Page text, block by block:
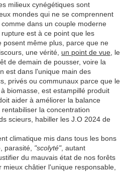
milieux cynégétiques sont
mondes qui ne se comprennent
dans un couple moderne
est à ce point que les
posent même plus, parce que ne
une vérité, un point de vue , le
de demain de pousser, voire la
est dans l'unique main des
privés ou communaux parce que le
biomasse, est estampillé produit
aider à améliorer la balance
la concentration
scieurs, habiller les J.O 2024 de
climatique mis dans tous les bons
parasité, "scolyté", autant
du mauvais état de nos forêts
châtier l'unique responsable,